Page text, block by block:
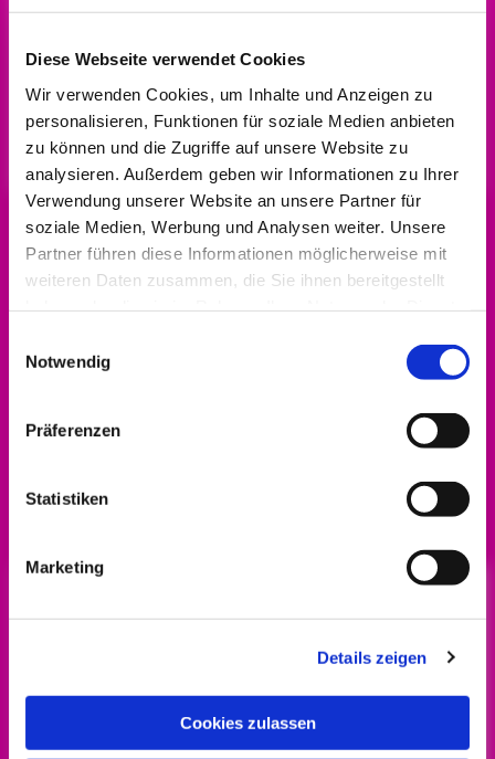
Diese Webseite verwendet Cookies
Wir verwenden Cookies, um Inhalte und Anzeigen zu
personalisieren, Funktionen für soziale Medien anbieten
zu können und die Zugriffe auf unsere Website zu
analysieren. Außerdem geben wir Informationen zu Ihrer
Verwendung unserer Website an unsere Partner für
soziale Medien, Werbung und Analysen weiter. Unsere
Partner führen diese Informationen möglicherweise mit
weiteren Daten zusammen, die Sie ihnen bereitgestellt
Notwendig
Präferenzen
Statistiken
Marketing
Details zeigen
Cookies zulassen